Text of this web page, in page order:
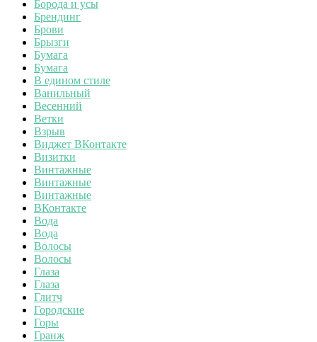
Борода и усы
Брендинг
Брови
Брызги
Бумага
Бумага
В едином стиле
Ванильный
Весенний
Ветки
Взрыв
Виджет ВКонтакте
Визитки
Винтажные
Винтажные
Винтажные
ВКонтакте
Вода
Вода
Волосы
Волосы
Глаза
Глаза
Глитч
Городские
Горы
Гранж